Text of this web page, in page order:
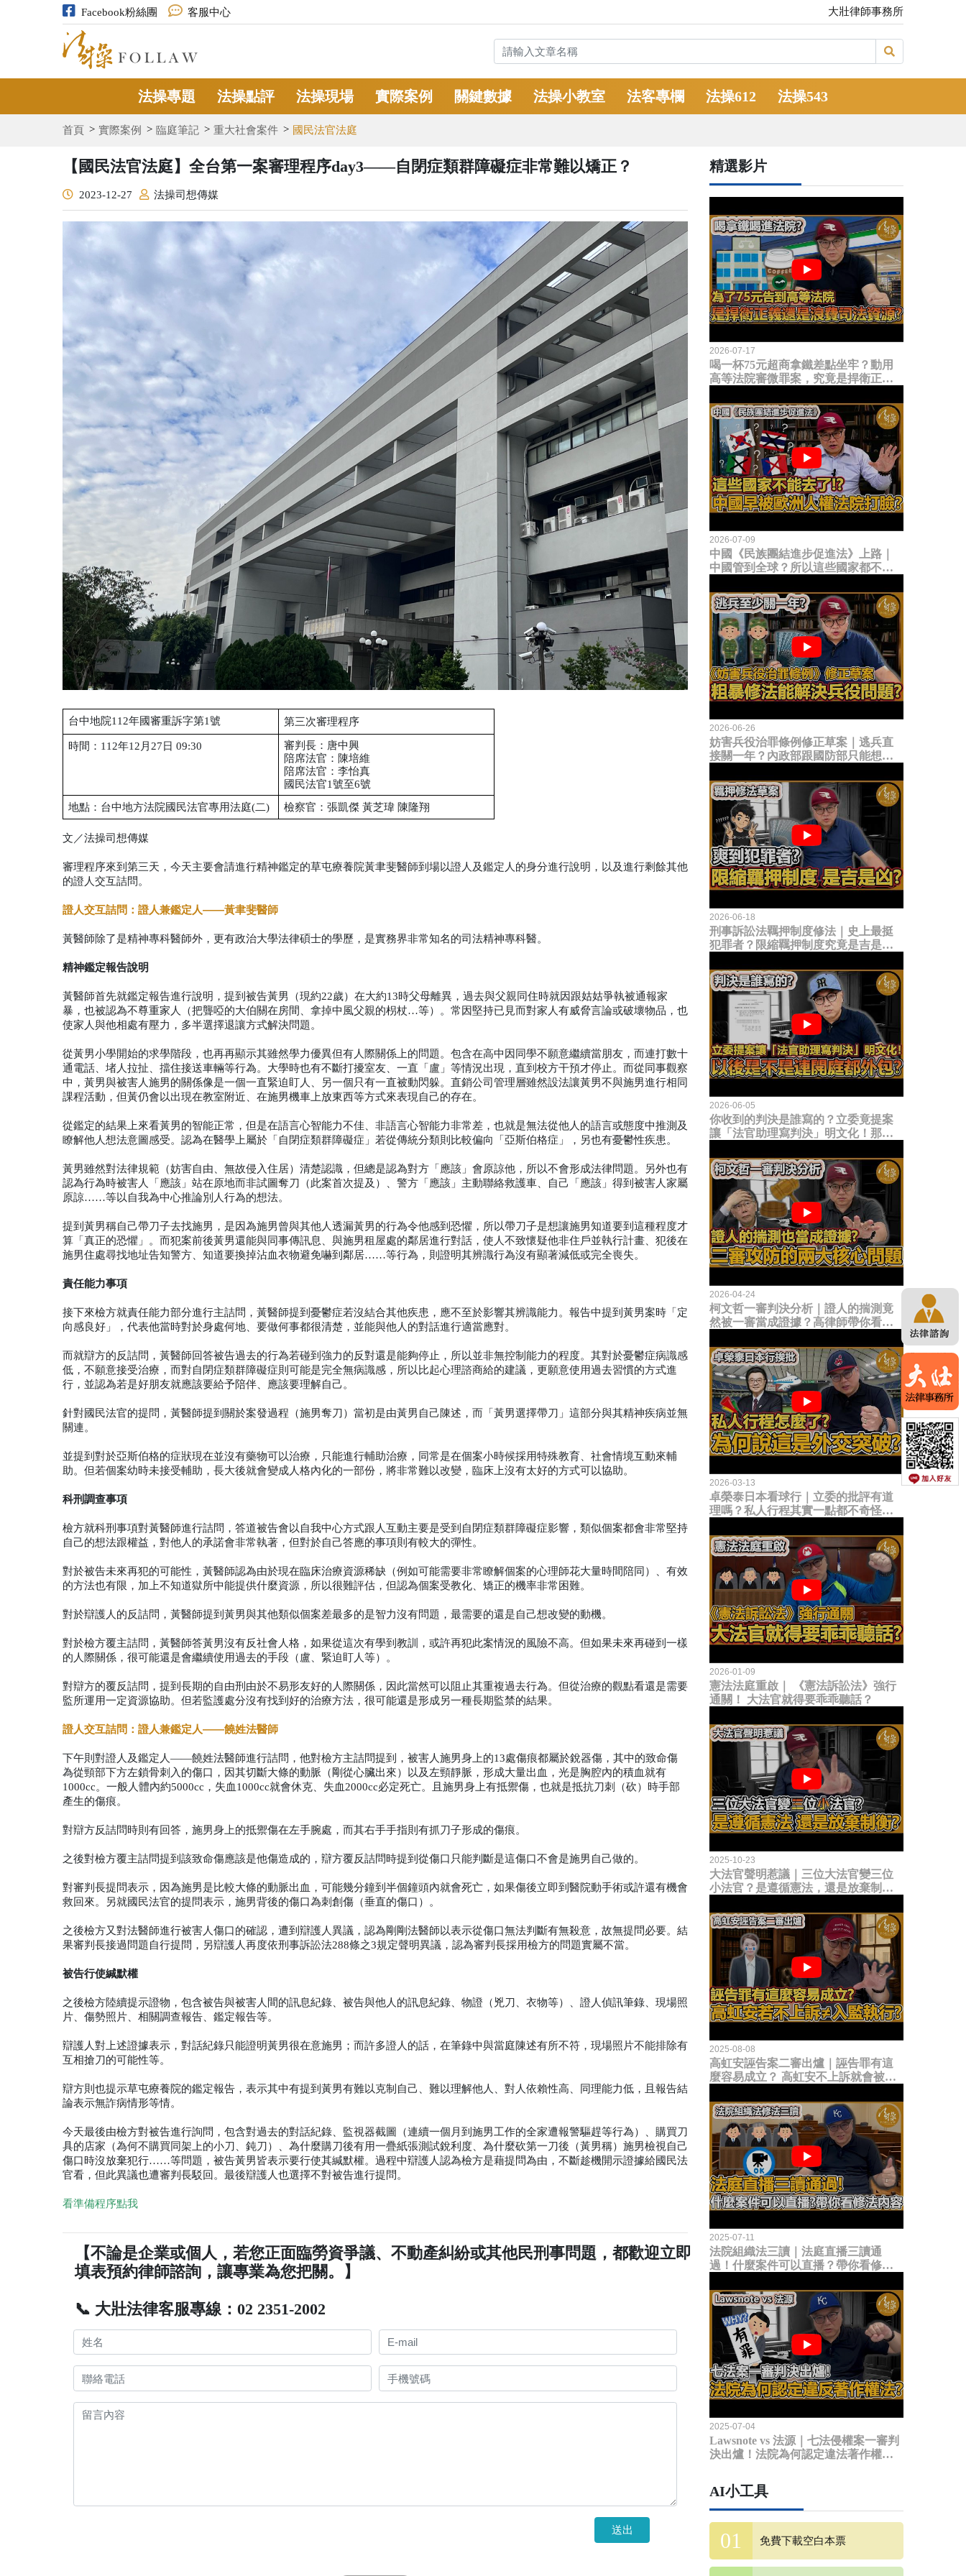
Facebook粉絲團 客服中心 大壯律師事務所
法操專題 法操點評 法操現場 實際案例 關鍵數據 法操小教室 法客專欄 法操612 法操543
首頁 實際案例 臨庭筆記 重大社會案件 國民法官法庭
【國民法官法庭】全台第一案審理程序day3——自閉症類群障礙症非常難以矯正？
2023-12-27 法操司想傳媒
台中地院112年國審重訴字第1號 第三次審理程序
時間：112年12月27日 09:30
審判長：唐中興
陪席法官 ：陳培維
陪席法官： 李怡真
國民法官1號至6號
地點：台中地方法院國民法官專用法庭(二)
檢察官：張凱傑 黃芝瑋 陳隆翔
文／法操司想傳媒
審理程序來到第三天，今天主要會請進行精神鑑定的草屯療養院黃聿斐醫師到場以證人及鑑定人的身分進行說明，以及進行剩餘其他
的證人交互詰問。
證人交互詰問：證人兼鑑定人——黃聿斐醫師
黃醫師除了是精神專科醫師外，更有政治大學法律碩士的學歷，是實務界非常知名的司法精神專科醫。
精神鑑定報告說明
黃醫師首先就鑑定報告進行說明，提到被告黃男（現約22歲）在大約13時父母離異，過去與父親同住時就因跟姑姑爭執被通報家
暴，也被認為不尊重家人（把聾啞的大伯關在房間、拿掉中風父親的枴杖…等）。常因堅持已見而對家人有威脅言論或破壞物品，也
使家人與他相處有壓力，多半選擇退讓方式解決問題。
從黃男小學開始的求學階段，也再再顯示其雖然學力優異但有人際關係上的問題。包含在高中因同學不願意繼續當朋友，而連打數十
通電話、堵人拉扯、擋住接送車輛等行為。大學時也有不斷打擾室友、一直「盧」等情況出現，直到校方干預才停止。而從同事觀察
中，黃男與被害人施男的關係像是一個一直緊迫盯人、另一個只有一直被動閃躲。直銷公司管理層雖然設法讓黃男不與施男進行相同
課程活動，但黃仍會以出現在教室附近、在施男機車上放東西等方式來表現自己的存在。
從鑑定的結果上來看黃男的智能正常，但是在語言心智能力不佳、非語言心智能力非常差，也就是無法從他人的語言或態度中推測及
瞭解他人想法意圖感受。認為在醫學上屬於「自閉症類群障礙症」若從傳統分類則比較偏向「亞斯伯格症」，另也有憂鬱性疾患。
黃男雖然對法律規範（妨害自由、無故侵入住居）清楚認識，但總是認為對方「應該」會原諒他，所以不會形成法律問題。另外也有
認為行為時被害人「應該」站在原地而非試圖奪刀（此案首次提及）、警方「應該」主動聯絡救護車、自己「應該」得到被害人家屬
原諒……等以自我為中心推論別人行為的想法。
提到黃男稱自己帶刀子去找施男，是因為施男曾與其他人透漏黃男的行為令他感到恐懼，所以帶刀子是想讓施男知道要到這種程度才
算「真正的恐懼」。而犯案前後黃男還能與同事傳訊息、與施男租屋處的鄰居進行對話，使人不致懷疑他非住戶並執行計畫、犯後在
施男住處尋找地址告知警方、知道要換掉沾血衣物避免嚇到鄰居……等行為，則證明其辨識行為沒有顯著減低或完全喪失。
責任能力事項
接下來檢方就責任能力部分進行主詰問，黃醫師提到憂鬱症若沒結合其他疾患，應不至於影響其辨識能力。報告中提到黃男案時「定
向感良好」，代表他當時對於身處何地、要做何事都很清楚，並能與他人的對話進行適當應對。
而就辯方的反詰問，黃醫師回答被告過去的行為若碰到強力的反對還是能夠停止，所以並非無控制能力的程度。其對於憂鬱症病識感
低，不願意接受治療，而對自閉症類群障礙症則可能是完全無病識感，所以比起心理諮商給的建議，更願意使用過去習慣的方式進
行，並認為若是好朋友就應該要給予陪伴、應該要理解自己。
針對國民法官的提問，黃醫師提到關於案發過程（施男奪刀）當初是由黃男自己陳述，而「黃男選擇帶刀」這部分與其精神疾病並無
關連。
並提到對於亞斯伯格的症狀現在並沒有藥物可以治療，只能進行輔助治療，同常是在個案小時候採用特殊教育、社會情境互動來輔
助。但若個案幼時未接受輔助，長大後就會變成人格內化的一部份，將非常難以改變，臨床上沒有太好的方式可以協助。
科刑調查事項
檢方就科刑事項對黃醫師進行詰問，答道被告會以自我中心方式跟人互動主要是受到自閉症類群障礙症影響，類似個案都會非常堅持
自己的想法跟權益，對他人的承諾會非常執著，但對於自己答應的事項則有較大的彈性。
對於被告未來再犯的可能性，黃醫師認為由於現在臨床治療資源稀缺（例如可能需要非常瞭解個案的心理師花大量時間陪同）、有效
的方法也有限，加上不知道獄所中能提供什麼資源，所以很難評估，但認為個案受教化、矯正的機率非常困難。
對於辯護人的反詰問，黃醫師提到黃男與其他類似個案差最多的是智力沒有問題，最需要的還是自己想改變的動機。
對於檢方覆主詰問，黃醫師答黃男沒有反社會人格，如果從這次有學到教訓，或許再犯此案情況的風險不高。但如果未來再碰到一樣
的人際關係，很可能還是會繼續使用過去的手段（盧、緊迫盯人等）。
對辯方的覆反詰問，提到長期的自由刑由於不易形友好的人際關係，因此當然可以阻止其重複過去行為。但從治療的觀點看還是需要
監所運用一定資源協助。但若監護處分沒有找到好的治療方法，很可能還是形成另一種長期監禁的結果。
證人交互詰問：證人兼鑑定人——饒姓法醫師
下午則對證人及鑑定人——饒姓法醫師進行詰問，他對檢方主詰問提到，被害人施男身上的13處傷痕都屬於銳器傷，其中的致命傷
為從頸部下方左鎖骨刺入的傷口，因其切斷大條的動脈（剛從心臟出來）以及左頸靜脈，形成大量出血，光是胸腔內的積血就有
1000cc。一般人體內約5000cc，失血1000cc就會休克、失血2000cc必定死亡。且施男身上有抵禦傷，也就是抵抗刀刺（砍）時手部
產生的傷痕。
對辯方反詰問時則有回答，施男身上的抵禦傷在左手腕處，而其右手手指則有抓刀子形成的傷痕。
之後對檢方覆主詰問提到該致命傷應該是他傷造成的，辯方覆反詰問時提到從傷口只能判斷是這傷口不會是施男自己做的。
對審判長提問表示，因為施男是比較大條的動脈出血，可能幾分鐘到半個鐘頭內就會死亡，如果傷後立即到醫院動手術或許還有機會
救回來。另就國民法官的提問表示，施男背後的傷口為刺創傷（垂直的傷口）。
之後檢方又對法醫師進行被害人傷口的確認，遭到辯護人異議，認為剛剛法醫師以表示從傷口無法判斷有無殺意，故無提問必要。結
果審判長接過問題自行提問，另辯護人再度依刑事訴訟法288條之3規定聲明異議，認為審判長採用檢方的問題實屬不當。
被告行使緘默權
之後檢方陸續提示證物，包含被告與被害人間的訊息紀錄、被告與他人的訊息紀錄、物證（兇刀、衣物等）、證人偵訊筆錄、現場照
片、傷勢照片、相關調查報告、鑑定報告等。
辯護人對上述證據表示，對話紀錄只能證明黃男很在意施男；而許多證人的話，在筆錄中與當庭陳述有所不符，現場照片不能排除有
互相搶刀的可能性等。
辯方則也提示草屯療養院的鑑定報告，表示其中有提到黃男有難以克制自己、難以理解他人、對人依賴性高、同理能力低，且報告結
論表示無詐病情形等情。
今天最後由檢方對被告進行詢問，包含對過去的對話紀錄、監視器截圖（連續一個月到施男工作的全家遭報警驅趕等行為）、購買刀
具的店家（為何不購買同架上的小刀、鈍刀）、為什麼購刀後有用一疊紙張測試銳利度、為什麼砍第一刀後（黃男稱）施男檢視自己
傷口時沒放棄犯行……等問題，被告黃男皆表示要行使其緘默權。過程中辯護人認為檢方是藉提問為由，不斷趁機開示證據給國民法
官看，但此異議也遭審判長駁回。最後辯護人也選擇不對被告進行提問。
看準備程序點我
【不論是企業或個人，若您正面臨勞資爭議、不動產糾紛或其他民刑事問題，都歡迎立即
填表預約律師諮詢，讓專業為您把關。】
📞 大壯法律客服專線：02 2351-2002
送出
精選影片
2026-07-17
喝一杯75元超商拿鐵差點坐牢？動用
高等法院審微罪案，究竟是捍衛正義
2026-07-09
中國《民族團結進步促進法》上路｜
中國管到全球？所以這些國家都不能
臉？
2026-06-26
妨害兵役治罪條例修正草案｜逃兵直
接關一年？內政部跟國防部只能想到
題？
2026-06-18
刑事訴訟法羈押制度修法｜史上最挺
犯罪者？限縮羈押制度究竟是吉是
2026-06-05
你收到的判決是誰寫的？立委竟提案
讓「法官助理寫判決」明文化！那以
2026-04-24
柯文哲一審判決分析｜證人的揣測竟
然被一審當成證據？高律師帶你看未
2026-03-13
卓榮泰日本看球行｜立委的批評有道
理嗎？私人行程其實一點都不奇怪？
2026-01-09
憲法法庭重啟｜ 《憲法訴訟法》強行
通關！ 大法官就得要乖乖聽話？
2025-10-23
大法官聲明惹議｜三位大法官變三位
小法官？是遵循憲法，還是放棄制衡
2025-08-08
高虹安誣告案二審出爐｜誣告罪有這
麼容易成立？ 高虹安不上訴就會被
2025-07-11
法院組織法三讀｜法庭直播三讀通
過！什麼案件可以直播？帶你看修法
2025-07-04
Lawsnote vs 法源｜七法侵權案一審判
決出爐！法院為何認定違法著作權
AI小工具
免費下載空白本票